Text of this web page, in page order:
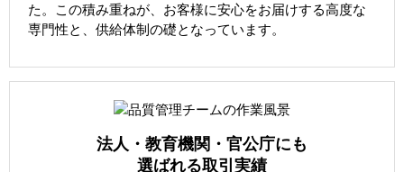
た。この積み重ねが、お客様に安心をお届けする高度な
専門性と、供給体制の礎となっています。
法人・教育機関・官公庁にも
選ばれる取引実績